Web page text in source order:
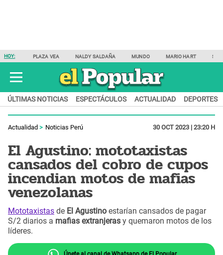
HOY: PLAZA VEA NALDY SALDAÑA MUNDO MARIO HART
ÚLTIMAS NOTICIAS ESPECTÁCULOS ACTUALIDAD DEPORTES
Actualidad Noticias Perú 30 OCT 2023 | 23:20 H
El Agustino: mototaxistas
cansados del cobro de cupos
incendian motos de mafias
venezolanas
Mototaxistas de El Agustino estarían cansados de pagar
S/2 diarios a mafias extranjeras y quemaron motos de los
líderes.